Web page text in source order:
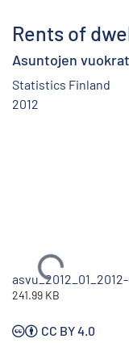
Rents of
Asuntojen
Statistics Finland
2012
Ladataan...
241.99 KB
CC BY 4.0